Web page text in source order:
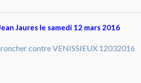
Jaures le samedi 12 mars 2016